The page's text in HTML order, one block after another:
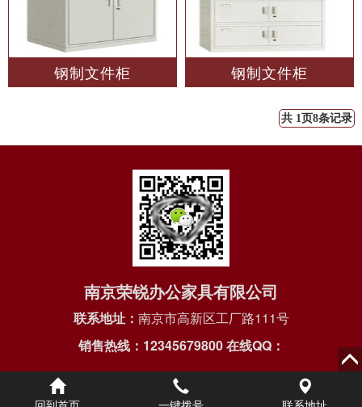
钢制文件柜 钢制文件柜
共 1页8条记录
南京荣锐办公家具有限公司
联系地址： 南京市高新区工厂路111号
销售热线：12345679800在线QQ：